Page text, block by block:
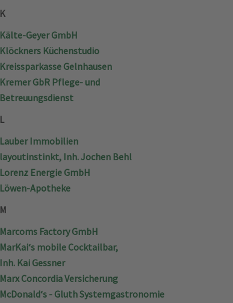
K
Kälte-Geyer GmbH
Klöckners Küchenstudio
Kreissparkasse Gelnhausen
Kremer GbR Pflege- und
Betreuungsdienst
L
Lauber Immobilien
layoutinstinkt, Inh. Jochen Behl
Lorenz Energie GmbH
Löwen-Apotheke
M
Marcoms Factory GmbH
MarKai‘s mobile Cocktailbar,
Inh. Kai Gessner
Marx Concordia Versicherung
McDonald‘s - Gluth Systemgastronomie